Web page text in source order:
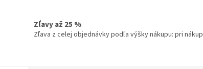
Zľavy až 25 %
Zľava z celej objednávky podľa výšky nákupu: pri